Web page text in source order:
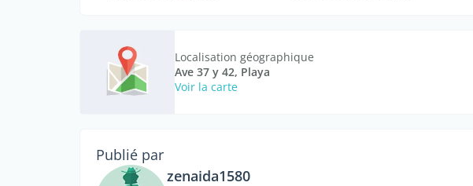
Localisation géographique
Ave 37 y 42, Playa
Voir la carte
Publié par
zenaida1580